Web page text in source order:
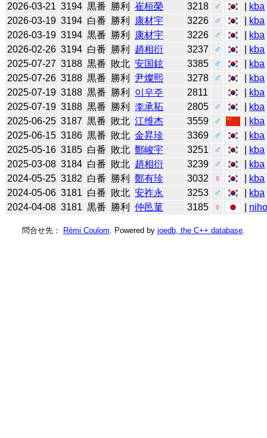
2026-03-21 3194 黒番 勝利 崔桓榮 3218 ♂ kba
2026-03-19 3194 白番 勝利 康材宇 3226 ♂ kba
2026-03-19 3194 黒番 勝利 康材宇 3226 ♂ kba
2026-02-26 3194 白番 勝利 趙相衍 3237 ♂ kba
2025-07-27 3188 黒番 敗北 安国鉉 3385 ♂ kba
2025-07-26 3188 黒番 勝利 尹燦熙 3278 ♂ kba
2025-07-19 3188 黒番 勝利 이우주 2811 kba
2025-07-19 3188 黒番 勝利 李承䄷 2805 ♂ kba
2025-06-25 3187 黒番 敗北 江维杰 3559 ♂ kba
2025-06-15 3186 黒番 敗北 金昇珍 3369 ♂ kba
2025-05-16 3185 白番 敗北 鄭峻宇 3251 ♂ kba
2025-03-08 3184 白番 敗北 趙相衍 3239 ♂ kba
2024-05-25 3182 白番 勝利 鄭有珍 3032 ♀ kba
2024-05-06 3181 白番 敗北 安祚永 3253 ♂ kba
2024-04-08 3181 黒番 勝利 仲邑菫 3185 ♀
問合せ先： Rémi Coulom . Powered by joedb, the C++ database